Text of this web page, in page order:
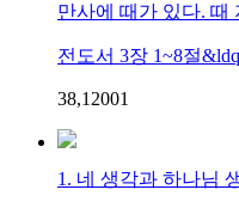
만사에 때가 있다. 때
전도서 3장 1~8절
38,12001
1. 네 생각과 하나님